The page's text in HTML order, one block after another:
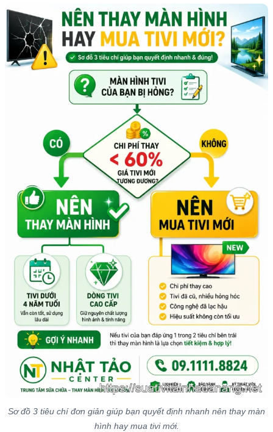
Sơ đồ 3 tiêu chí đơn giản giúp bạn quyết định nhanh nên thay màn
hình hay mua tivi mới.